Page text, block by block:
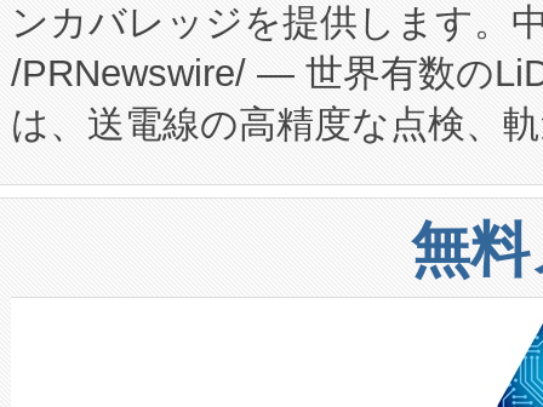
Fully-Connected Continuous
プログラムには、施設設計・
に関する技術移転および知的
構造化トレーニングカリキュ
上げおよび商用化段階におけ
設備整備および立ち上げ調整
加組織は、Enzeneのバイオ
選定された製品について、自
ーエネルギー貯蔵システム（
た。 Voltaiq独自のAI搭載プラ
定、統合、導入、運用に至る
安全性を追跡し、確保する事
増加しているデータセンター
る電力網に大きな負担をかけ
事業者の負担軽減という課題
系統連系を迅速にし、ピーク
ンカバレッジを提供します。
/PRNewswire/ — 世界有数の
は、送電線の高精度な点検、
や穀物倉庫におけるバルク材
リューション「Avia 2」を発
したAvia 2は、1,000メート
狭視野のFOVを切り替えるこ
ケーブル、枝などの細かな対
無